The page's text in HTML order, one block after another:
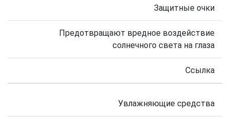
Защитные очки
Предотвращают вредное воздействие
солнечного света на глаза
Ссылка
Увлажняющие средства